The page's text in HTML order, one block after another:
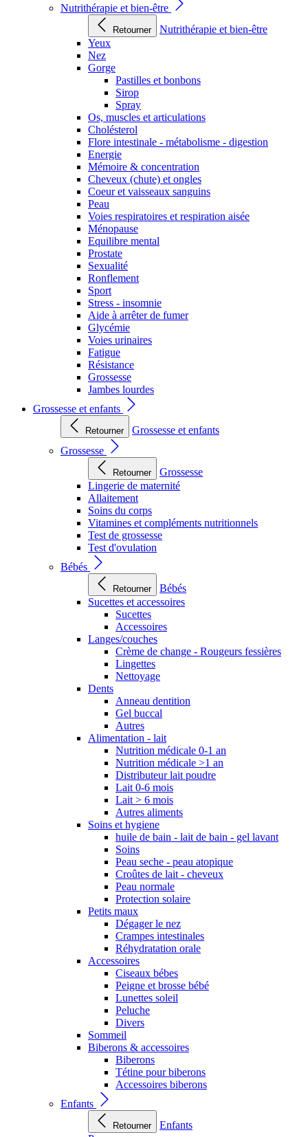
Nutrithérapie et bien-être
Retourner
Nutrithérapie et bien-être
Yeux
Nez
Gorge
Pastilles et bonbons
Sirop
Spray
Os, muscles et articulations
Cholésterol
Flore intestinale - métabolisme - digestion
Energie
Mémoire & concentration
Cheveux (chute) et ongles
Coeur et vaisseaux sanguins
Peau
Voies respiratoires et respiration aisée
Ménopause
Equilibre mental
Prostate
Sexualité
Ronflement
Sport
Stress - insomnie
Aide à arrêter de fumer
Glycémie
Voies urinaires
Fatigue
Résistance
Grossesse
Jambes lourdes
Grossesse et enfants
Retourner
Grossesse et enfants
Grossesse
Retourner
Grossesse
Lingerie de maternité
Allaitement
Soins du corps
Vitamines et compléments nutritionnels
Test de grossesse
Test d'ovulation
Bébés
Retourner
Bébés
Sucettes et accessoires
Sucettes
Accessoires
Langes/couches
Crème de change - Rougeurs fessières
Lingettes
Nettoyage
Dents
Anneau dentition
Gel buccal
Autres
Alimentation - lait
Nutrition médicale 0-1 an
Nutrition médicale >1 an
Distributeur lait poudre
Lait 0-6 mois
Lait > 6 mois
Autres aliments
Soins et hygiene
huile de bain - lait de bain - gel lavant
Soins
Peau seche - peau atopique
Croûtes de lait - cheveux
Peau normale
Protection solaire
Petits maux
Dégager le nez
Crampes intestinales
Réhydratation orale
Accessoires
Ciseaux bébes
Peigne et brosse bébé
Lunettes soleil
Peluche
Divers
Sommeil
Biberons & accessoires
Biberons
Tétine pour biberons
Accessoires biberons
Enfants
Retourner
Enfants